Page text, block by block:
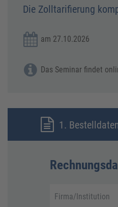
Die Zolltarifierung
am 27.10.2026
Das Seminar findet
1.
Firma/Institution